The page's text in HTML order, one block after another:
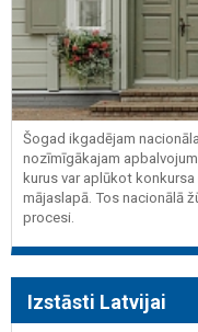
Šogad ikgadējam
nozīmīgākajam
kurus var aplūkot
mājaslapā. Tos nacionālā
procesi.
Izstāsti Latvijai